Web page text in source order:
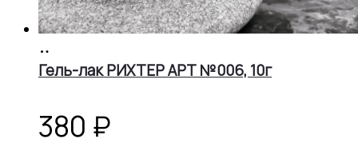
корзину
Гель-лак РИХТЕР АРТ №006, 10г
380 ₽